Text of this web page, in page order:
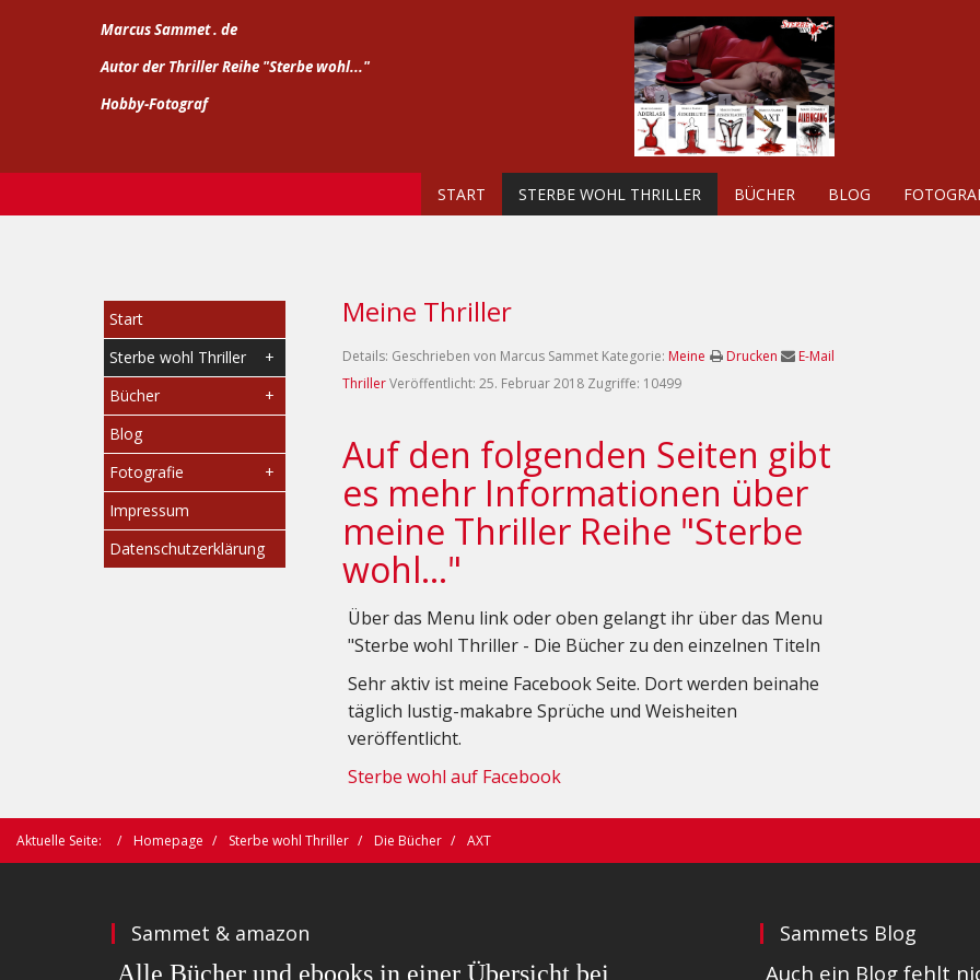
Marcus Sammet . de
Autor der Thriller Reihe "Sterbe wohl..."
Hobby-Fotograf
START STERBE WOHL THRILLER BÜCHER BLOG
Start
Sterbe wohl Thriller
Bücher
Blog
Fotografie
Impressum
Datenschutzerklärung
Meine Thriller
Drucken E-Mail
Details: Geschrieben von Marcus Sammet Kategorie: Meine
ThrillerVeröffentlicht: 25. Februar 2018 Zugriffe: 10499
Auf den folgenden Seiten gibt
es mehr Informationen über
meine Thriller Reihe "Sterbe
wohl..."
Über das Menu link oder oben gelangt ihr über das Menu
"Sterbe wohl Thriller - Die Bücher zu den einzelnen Titeln
Sehr aktiv ist meine Facebook Seite. Dort werden beinahe
täglich lustig-makabre Sprüche und Weisheiten
veröffentlicht.
Sterbe wohl auf Facebook
Aktuelle Seite: Homepage Sterbe wohl Thriller Die Bücher AXT
Sammet & amazon
Alle Bücher und ebooks in einer Übersicht bei
Sammets Blog
Auch ein Blog fehlt